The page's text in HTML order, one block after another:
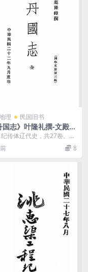
理 民国旧书
国志》叶隆礼撰-文殿阁
国22［1933］-pdf古
传体辽代史，共27卷。资
《资治通鉴》、《五代史
松漠记闻...
8